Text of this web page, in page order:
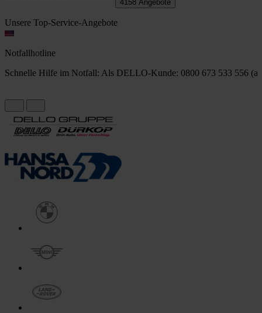
4158 Angebote
Unsere Top-Service-Angebote
Notfallhotline
Schnelle Hilfe im Notfall: Als DELLO-Kunde: 0800 673 533 556